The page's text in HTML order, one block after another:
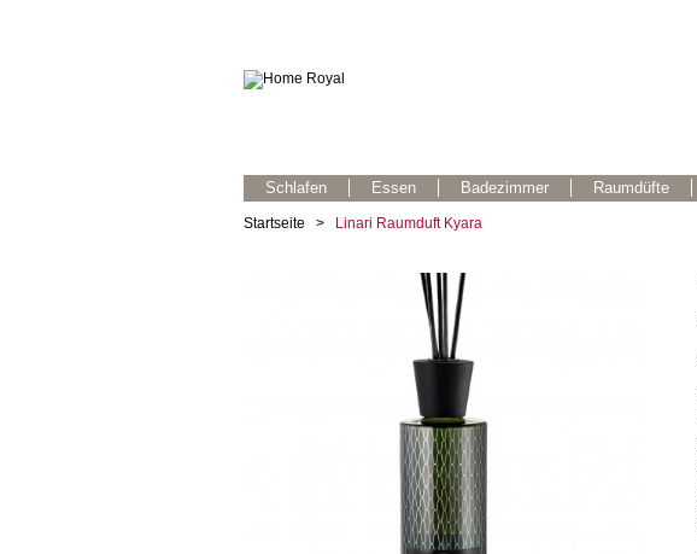
Schlafen Essen Badezimmer Raumdüfte
Startseite > Linari Raumduft Kyara